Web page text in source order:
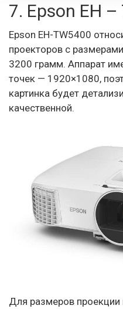
7. Epson EH
Epson EH-TW5400
проекторов с
3200 грамм. Аппарат
точек — 1920×1080,
картинка будет
качественной.
Для размеров